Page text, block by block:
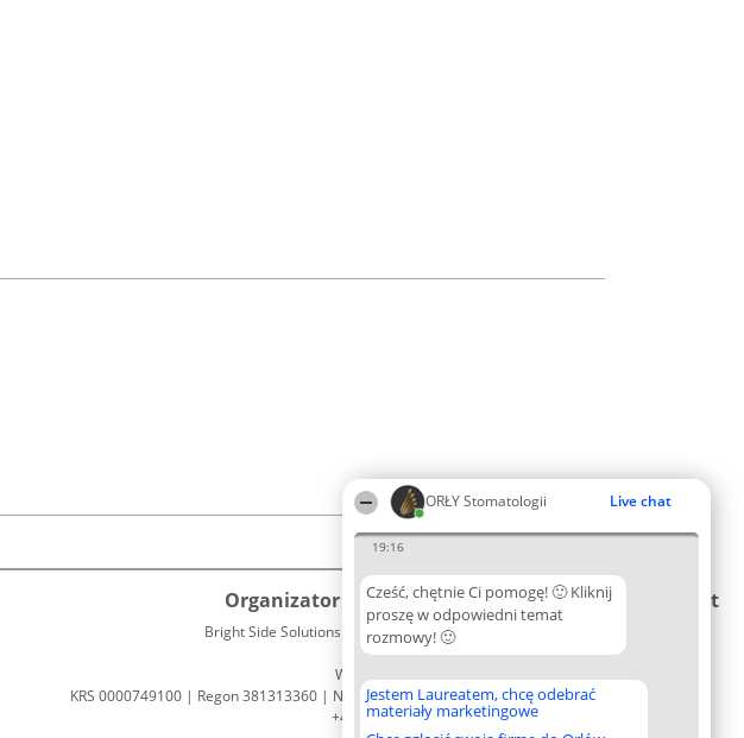
ORŁY Stomatologii Live chat
19:16
Cześć, chętnie Ci pomogę! 🙂 Kliknij
proszę w odpowiedni temat
rozmowy! 🙂
Jestem Laureatem, chcę odebrać
materiały marketingowe
Organizator plebiscytu
Bright Side Solutions sp. z o. o. sp. k.
ul. Ruska 22
Wrocław 50-079
KRS 0000749100 | Regon 381313360 | NIP 8943132676
+48 508 492 400
Plebiscyt
Lista
Laureatów
Zasady
Kontakt